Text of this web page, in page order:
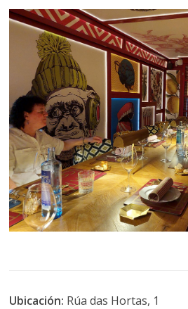
Ubicación: Rúa das Hortas, 1